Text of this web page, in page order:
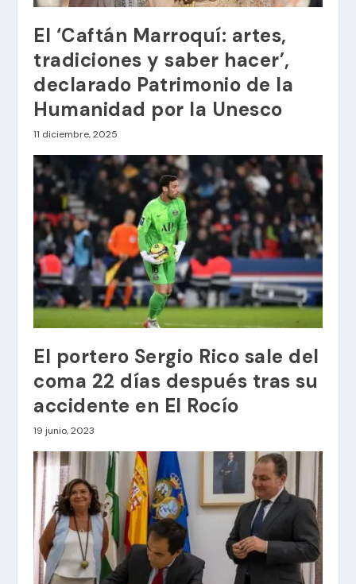
El ‘Caftán Marroquí: artes,
tradiciones y saber hacer’,
declarado Patrimonio de la
Humanidad por la Unesco
11 diciembre, 2025
El portero Sergio Rico sale del
coma 22 días después tras su
accidente en El Rocío
19 junio, 2023